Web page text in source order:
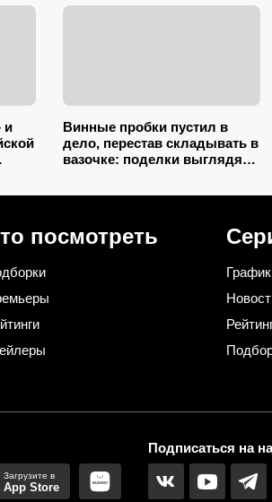
и
Винные пробки пустил в
дело, перестав складывать в
вазочке: поделки выглядят
посмотреть
App Store
Подписаться на